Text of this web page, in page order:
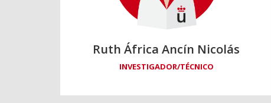
Ruth África Ancín Nicolás
INVESTIGADOR/TÉCNICO